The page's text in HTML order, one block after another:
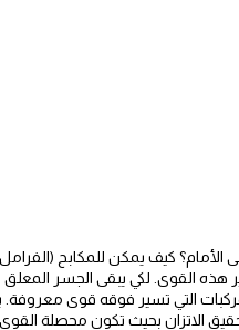
كيف يمكن للمكابح (الفرامل
هذه القوى. لكي يبقى الجسر
التي تسير فوقه قوى
الاتزان بحيث تكون محصلة